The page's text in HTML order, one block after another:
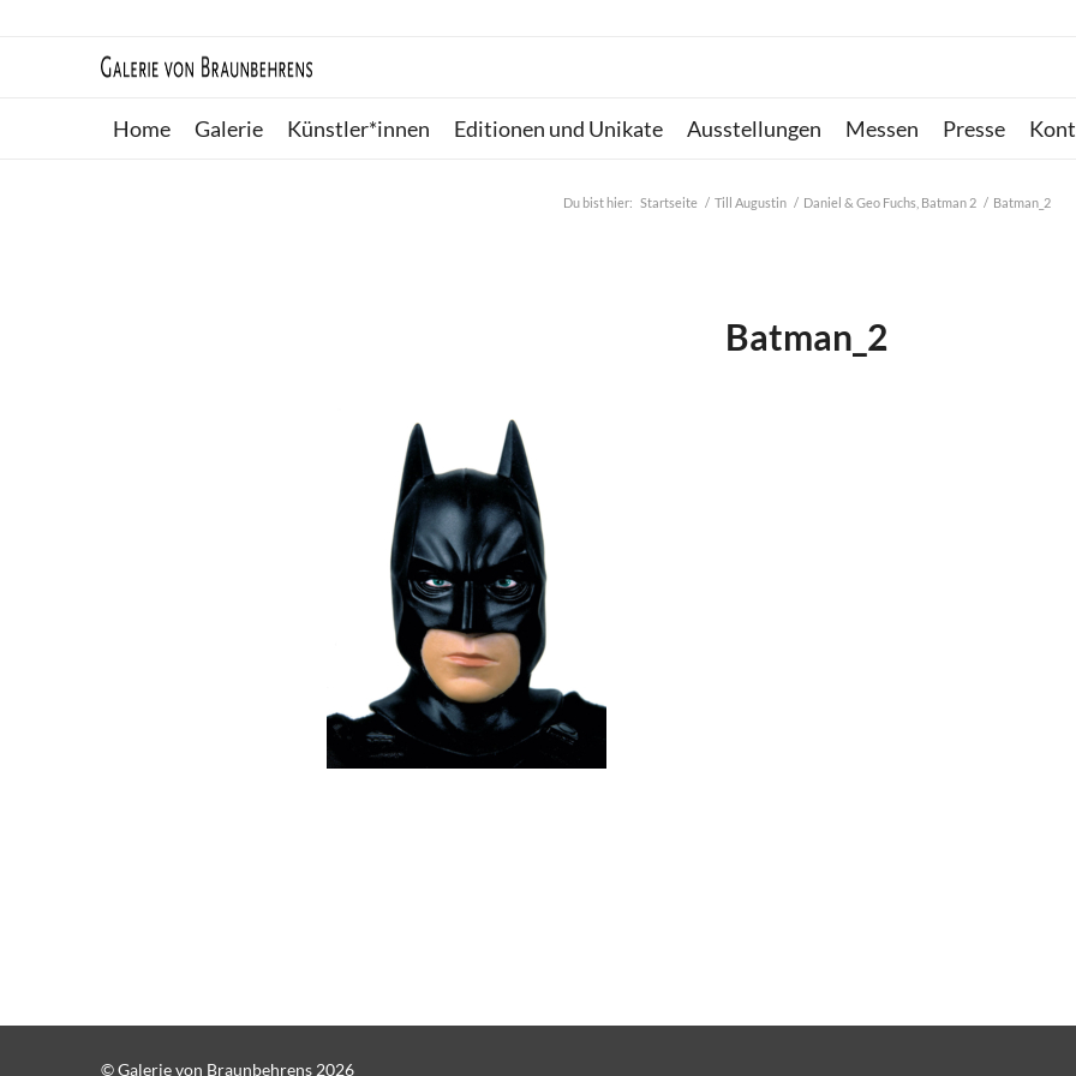
Home Galerie Künstler*innen Editionen und Unikate Ausstellungen Messen Presse
Du bist hier: Startseite / Till Augustin / Daniel & Geo Fuchs, Batman 2 / Batman_2
Batman_2
© Galerie von Braunbehrens 2026